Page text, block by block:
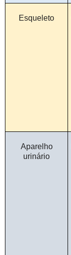
Esqueleto
Aparelho
urinário